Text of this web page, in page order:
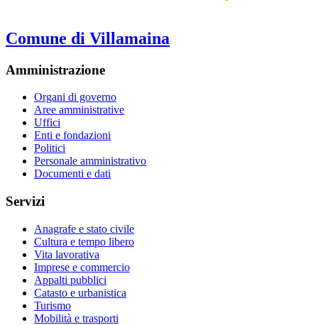
Comune di Villamaina
Amministrazione
Organi di governo
Aree amministrative
Uffici
Enti e fondazioni
Politici
Personale amministrativo
Documenti e dati
Servizi
Anagrafe e stato civile
Cultura e tempo libero
Vita lavorativa
Imprese e commercio
Appalti pubblici
Catasto e urbanistica
Turismo
Mobilità e trasporti